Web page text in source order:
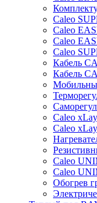
Caleo
Caleo
Caleo
Caleo
Кабель
Кабель
Caleo
Caleo
Caleo
Caleo
Обогрев